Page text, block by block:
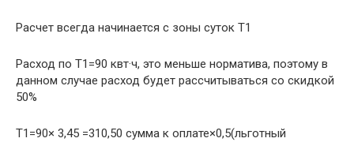
Расчет всегда начинается с зоны суток Т1
Расход по Т1=90 квт·ч, это меньше норматива, поэтому в
данном случае расход будет рассчитываться со скидкой
50%
Т1=90× 3,45 =310,50 сумма к оплате×0,5(льготный